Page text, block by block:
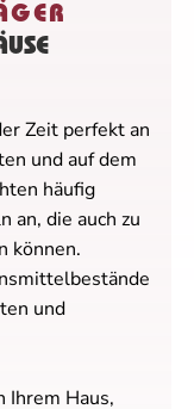
Zeit perfekt an
und auf dem
häufig
an, die auch zu
können.
und
Ihrem Haus,